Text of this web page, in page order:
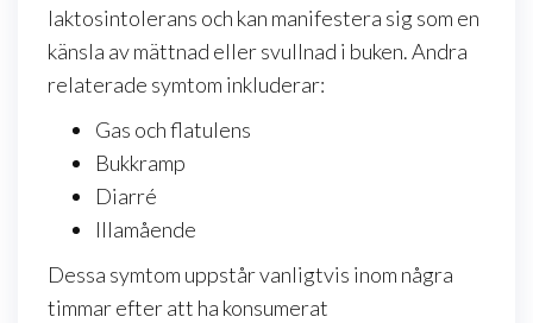
laktosintolerans och kan manifestera sig som en
känsla av mättnad eller svullnad i buken. Andra
relaterade symtom inkluderar:
Gas och flatulens
Bukkramp
Diarré
Illamående
Dessa symtom uppstår vanligtvis inom några
timmar efter att ha konsumerat